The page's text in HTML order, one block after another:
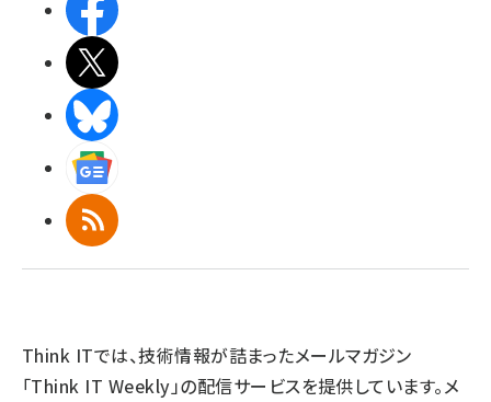
RSS
Think ITでは、技術情報が詰まったメールマガジン
「Think IT Weekly」の配信サービスを提供しています。メ